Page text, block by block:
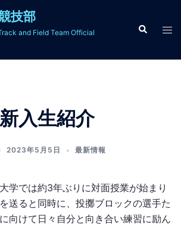
技部
and Field Team Official
検
索
ト
ル
新入生紹介
2023年5月5日 最新情報
学では約3年ぶりに対面授業が始まり
送ると同時に、投擲ブロックの選手た
向けて日々自分と向き合い練習に励ん